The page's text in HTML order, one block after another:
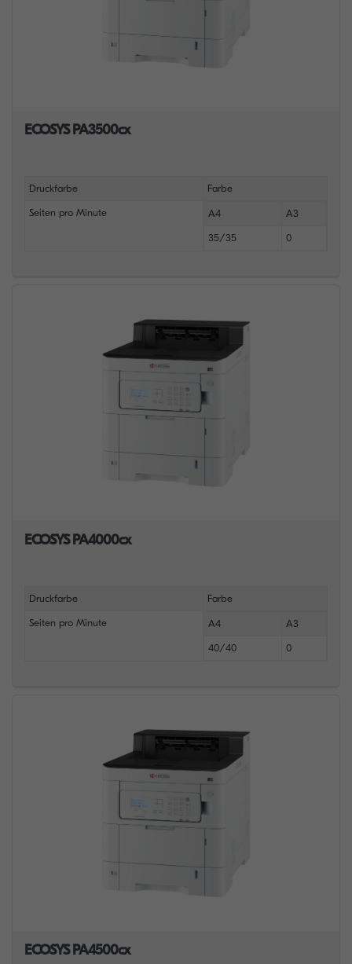
ECOSYS PA3500cx
Druckfarbe Farbe
Seiten pro Minute A4 A3
35/35 0
ECOSYS PA4000cx
Druckfarbe Farbe
Seiten pro Minute A4 A3
40/40 0
ECOSYS PA4500cx